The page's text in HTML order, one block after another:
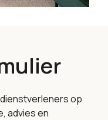
op
advies en